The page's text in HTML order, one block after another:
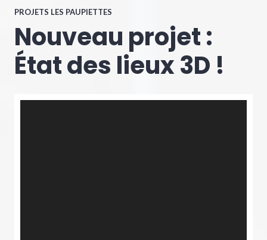
PROJETS LES PAUPIETTES
Nouveau projet :
État des lieux 3D !